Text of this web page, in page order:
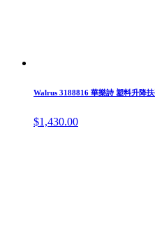
Walrus 3188816 華樂詩 塑料升降
$1,430.00